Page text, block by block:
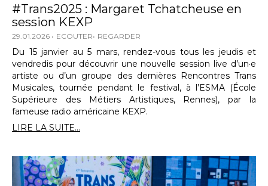
#Trans2025 : Margaret Tchatcheuse en
session KEXP
29.01.2026 ECOUTER REGARDER
Du 15 janvier au 5 mars, rendez-vous tous les jeudis et
vendredis pour découvrir une nouvelle session live d’un·e
artiste ou d’un groupe des dernières Rencontres Trans
Musicales, tournée pendant le festival, à l’ESMA (École
Supérieure des Métiers Artistiques, Rennes), par la
fameuse radio américaine KEXP.
LIRE LA SUITE...